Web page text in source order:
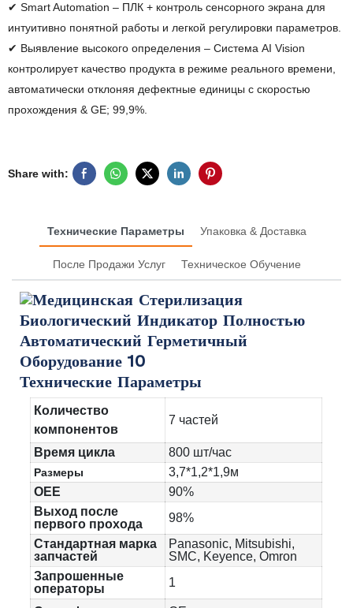
✔ Smart Automation – ПЛК + контроль сенсорного экрана для
интуитивно понятной работы и легкой регулировки параметров.
✔ Выявление высокого определения – Система AI Vision
контролирует качество продукта в режиме реального времени,
автоматически отклоняя дефектные единицы с скоростью
прохождения & GE; 99,9%.
Share with:
Технические Параметры Упаковка & Доставка
После Продажи Услуг Техническое Обучение
Технические Параметры
Количество
компонентов
7 частей
Время цикла 800 шт/час
Размеры
3,7*1,2*1,9м
OEE
90%
Выход после
первого прохода
98%
Стандартная марка
запчастей
Panasonic, Mitsubishi,
SMC, Keyence, Omron
Запрошенные
операторы
1